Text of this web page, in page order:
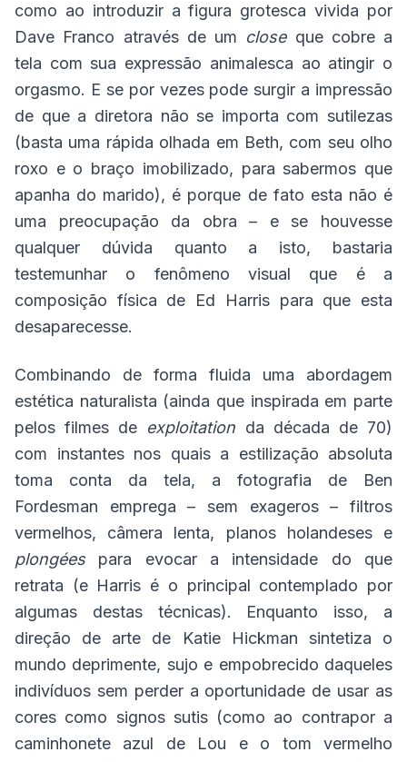
como ao introduzir a figura grotesca vivida por
Dave Franco através de um closeque cobre a
tela com sua expressão animalesca ao atingir o
orgasmo. E se por vezes pode surgir a impressão
de que a diretora não se importa com sutilezas
(basta uma rápida olhada em Beth, com seu olho
roxo e o braço imobilizado, para sabermos que
apanha do marido), é porque de fato esta não é
uma preocupação da obra – e se houvesse
qualquer dúvida quanto a isto, bastaria
testemunhar o fenômeno visual que é a
composição física de Ed Harris para que esta
desaparecesse.
Combinando de forma fluida uma abordagem
estética naturalista (ainda que inspirada em parte
pelos filmes de exploitation da década de 70)
com instantes nos quais a estilização absoluta
toma conta da tela, a fotografia de Ben
Fordesman emprega – sem exageros – filtros
vermelhos, câmera lenta, planos holandeses e
plongéespara evocar a intensidade do que
retrata (e Harris é o principal contemplado por
algumas destas técnicas). Enquanto isso, a
direção de arte de Katie Hickman sintetiza o
mundo deprimente, sujo e empobrecido daqueles
indivíduos sem perder a oportunidade de usar as
cores como signos sutis (como ao contrapor a
caminhonete azul de Lou e o tom vermelho